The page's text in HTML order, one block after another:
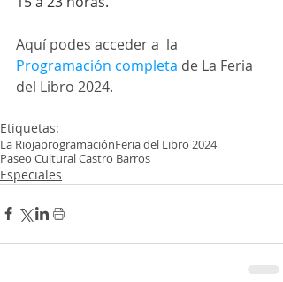
Aquí podes acceder a  la
Programación completa de La Feria
del Libro 2024.
Etiquetas:
La RiojaprogramaciónFeria del Libro 2024
Paseo Cultural Castro Barros
Especiales